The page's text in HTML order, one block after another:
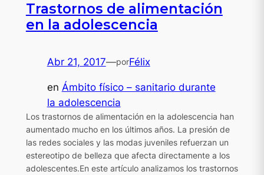
Trastornos de alimentación
en la adolescencia
Abr 21, 2017—porFélix
en Ámbito físico – sanitario durante
la adolescencia
Los trastornos de alimentación en la adolescencia han
aumentado mucho en los últimos años. La presión de
las redes sociales y las modas juveniles refuerzan un
estereotipo de belleza que afecta directamente a los
adolescentes.En este artículo analizamos los trastornos